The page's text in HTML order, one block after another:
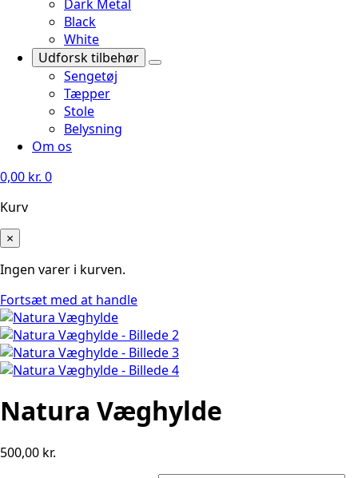
Dark Metal
Black
White
Udforsk tilbehør
Sengetøj
Tæpper
Stole
Belysning
Om os
0,00 kr. 0
Kurv
×
Ingen varer i kurven.
Fortsæt med at handle
Natura Væghylde
500,00 kr.